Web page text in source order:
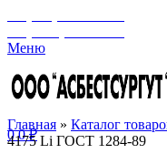
Меню
00₽
Главная » Каталог
4175 Li ГОСТ 1284-89